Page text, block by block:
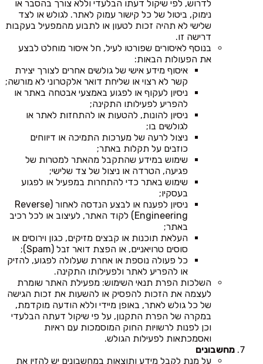
לדרוש, לפי שיקול דעתו הבלעדי וללא צורך בהסבר או
נימוק, ביטול של כל קישור עמוק לאתר. לגולש או לצד
שלישי לא תהיה זכות לטעון או לתבוע מהמפעיל בעקבות
דרישה זו.
בנוסף לאיסורים שפורטו לעיל, חל איסור מוחלט לבצע
את הפעולות הבאות:
איסוף מידע אישי של גולשים אחרים לצורך יצירת
קשר לא רצוי או שליחת דואר אלקטרוני לא מורשה;
ניסיון לעקוף או לפגוע באמצעי אבטחה באתר או
להפריע לפעילותו התקינה;
ניסיון להונות, להטעות או להתחזות לאתר או
לגולשים בו;
ניצול לרעה של מערכות התמיכה או דיווחים
כוזבים על תקלות באתר;
שימוש במידע שהתקבל מהאתר למטרות של
פגיעה, הטרדה או ניצול של צד שלישי;
שימוש באתר כדי להתחרות במפעיל או לפגוע
בעסקיו;
ניסיון לפענח או לבצע הנדסה לאחור (Reverse
Engineering) לקוד האתר, לעיצוב או לכל רכיב
באתר;
העלאת תוכנות או קבצים מזיקים, כגון וירוסים או
סוסים טרויאניים, או הפצת דואר זבל (Spam);
כל פעולה נוספת או אחרת שעלולה לפגוע, להזיק
או להפריע לאתר ולפעילותו התקינה.
השלכות הפרת תנאי השימוש: מפעילת האתר שומרת
לעצמה את הזכות להפסיק או להשעות את זכות הגישה
של כל גולש לאתר, באופן מיידי וללא הודעה מוקדמת,
במקרה של הפרת התקנון, על פי שיקול דעתה הבלעדי
וכן לפנות לרשויות החוק המוסמכות עם ראיות
ואסמכתאות לפעילות הגולש.
מחשבונים
על מנת לקבל מידע ותוצאות במחשבונים יש להזין את